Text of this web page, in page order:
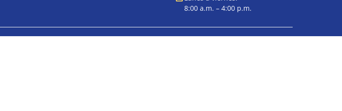
8:00 a.m. – 4:00 p.m.